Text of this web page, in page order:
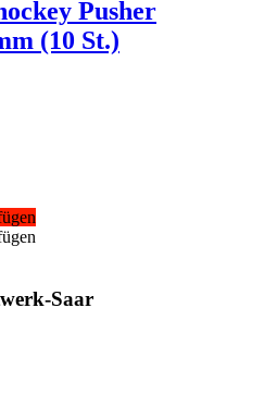
Pusher
(10 St.)
Saar